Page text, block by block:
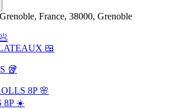
France, 38000, Grenoble
🍱
🥡
8P 🌸
8P ☀️